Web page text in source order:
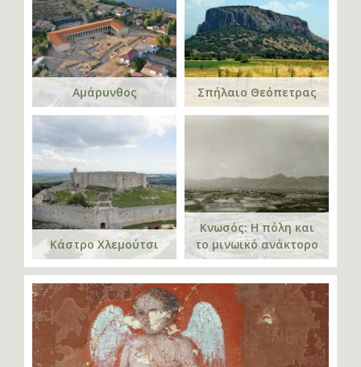
Αμάρυνθος Σπήλαιο Θεόπετρας
Κάστρο Χλεμούτσι
Κνωσός: Η πόλη και
το μινωικό ανάκτορο